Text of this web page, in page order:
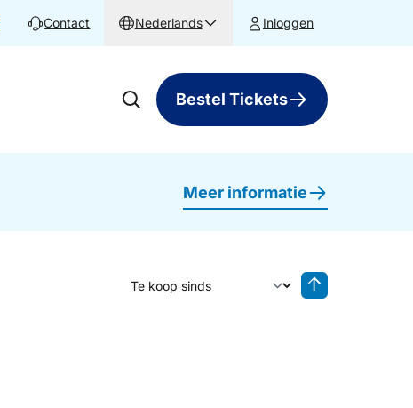
Contact Nederlands Inloggen
Bestel Tickets
Meer informatie
Sorteer op